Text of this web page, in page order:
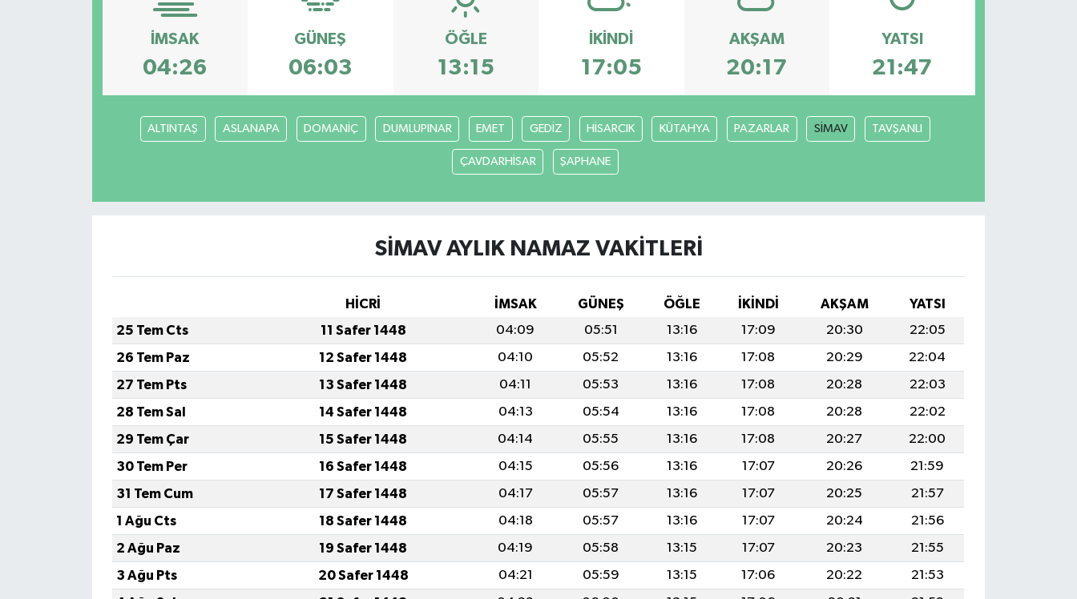
İMSAK
04:26
GÜNEŞ
06:03
ÖĞLE
13:15
İKINDI
17:05
AKŞAM
20:17
YATSI
21:47
ALTINTAŞ ASLANAPA DOMANİÇ DUMLUPINAR EMET GEDİZ HİSARCIK KÜTAHYA PAZARLAR SİMAV TAVŞANLI
ÇAVDARHİSAR ŞAPHANE
SİMAV AYLIK NAMAZ VAKITLERI
HİCRİ İMSAK GÜNEŞ ÖĞLE İKINDI AKŞAM
YATSI
25 Tem Cts
11 Safer 1448 04:09 05:51 13:16 17:09 20:30
22:05
26 Tem Paz
12 Safer 1448 04:10 05:52 13:16 17:08 20:29
22:04
27 Tem Pts
13 Safer 1448 04:11 05:53 13:16 17:08 20:28
22:03
28 Tem Sal
14 Safer 1448 04:13 05:54 13:16 17:08 20:28
22:02
29 Tem Çar
15 Safer 1448 04:14 05:55 13:16 17:08 20:27
22:00
30 Tem Per
16 Safer 1448 04:15 05:56 13:16 17:07 20:26
21:59
31 Tem Cum
17 Safer 1448 04:17 05:57 13:16 17:07 20:25
21:57
1 Ağu Cts
18 Safer 1448 04:18 05:57 13:16 17:07 20:24
21:56
2 Ağu Paz
19 Safer 1448 04:19 05:58 13:15 17:07 20:23
21:55
3 Ağu Pts
20 Safer 1448 04:21 05:59 13:15 17:06 20:22
21:53